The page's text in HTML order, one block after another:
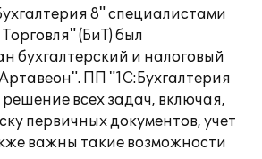
8" специалистами
(БиТ) был
бухгалтерский и налоговый
ПП "1С:Бухгалтерия
всех задач, включая,
первичных документов, учет
важны такие возможности